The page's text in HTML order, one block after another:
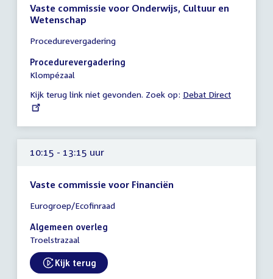
Vaste commissie voor Onderwijs, Cultuur en
Wetenschap
vergadering
10:15
-
uur
Procedurevergadering
Procedurevergadering
Klompézaal
Kijk terug link niet gevonden. Zoek op: External
Debat Direct
10:15 - 13:15 uur
Vaste commissie voor Financiën
vergadering
10:15
-
uur
Eurogroep/Ecofinraad
Algemeen overleg
Troelstrazaal
External link:
Kijk terug